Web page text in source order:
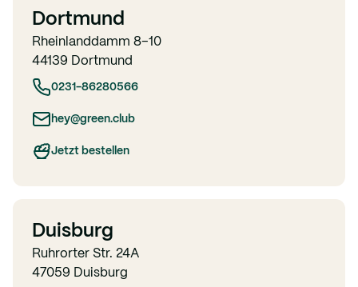
Dortmund
Rheinlanddamm 8–10
44139 Dortmund
0231-86280566
hey@green.club
Jetzt bestellen
Duisburg
Ruhrorter Str. 24A
47059 Duisburg